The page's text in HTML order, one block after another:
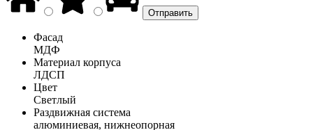
Фасад
МДФ
Материал корпуса
ЛДСП
Цвет
Светлый
Раздвижная система
алюминиевая, нижнеопорная